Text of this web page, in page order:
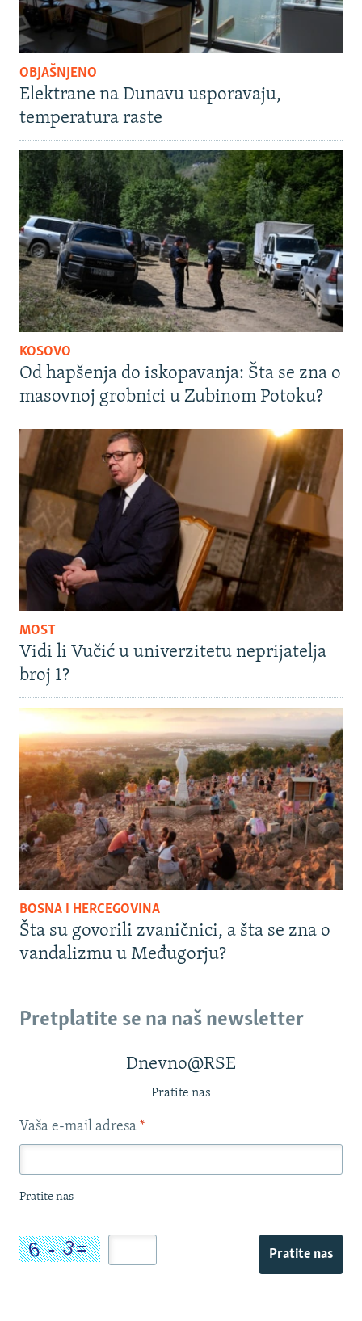
OBJAŠNJENO
Elektrane na Dunavu usporavaju,
temperatura raste
KOSOVO
Od hapšenja do iskopavanja: Šta se zna o
masovnoj grobnici u Zubinom Potoku?
MOST
Vidi li Vučić u univerzitetu neprijatelja
broj 1?
BOSNA I HERCEGOVINA
Šta su govorili zvaničnici, a šta se zna o
vandalizmu u Međugorju?
Pretplatite se na naš newsletter
Dnevno@RSE
Pratite nas
Vaša e-mail adresa *
Pratite nas
Pratite nas